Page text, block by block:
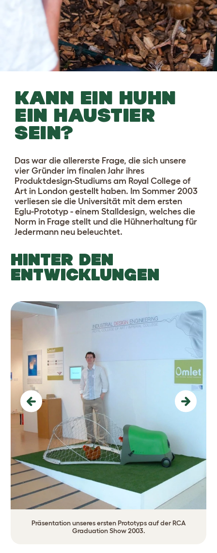
KANN EIN HUHN
EIN HAUSTIER
SEIN?
Das war die allererste Frage, die sich unsere
vier Gründer im finalen Jahr ihres
Produktdesign-Studiums am Royal College of
Art in London gestellt haben. Im Sommer 2003
verliesen sie die Universität mit dem ersten
Eglu-Prototyp - einem Stalldesign, welches die
Norm in Frage stellt und die Hühnerhaltung für
Jedermann neu beleuchtet.
HINTER DEN
ENTWICKLUNGEN
Präsentation unseres ersten Prototyps auf der RCA
Graduation Show 2003.
Previous Next